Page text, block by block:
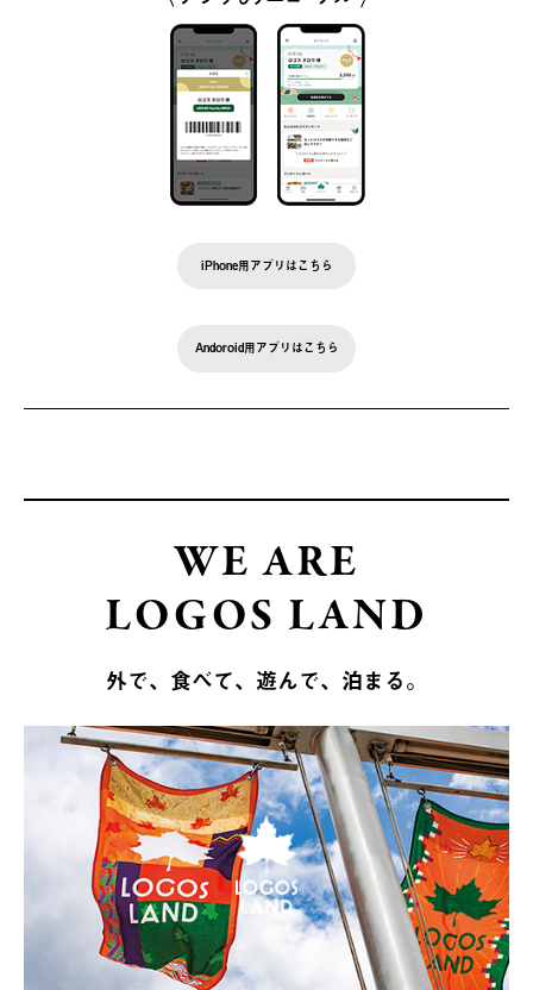
iPhone用アプリはこちら
Andoroid用アプリはこちら
WE ARE
LOGOS LAND
外で、食べて、遊んで、泊まる。